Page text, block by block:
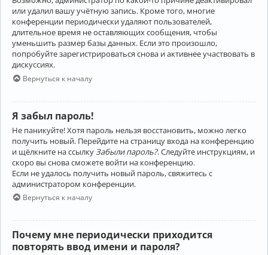
или удалил вашу учётную запись. Кроме того, многие
конференции периодически удаляют пользователей,
длительное время не оставляющих сообщения, чтобы
уменьшить размер базы данных. Если это произошло,
попробуйте зарегистрироваться снова и активнее участвовать в
дискуссиях.
Вернуться к началу
Я забыл пароль!
Не паникуйте! Хотя пароль нельзя восстановить, можно легко
получить новый. Перейдите на страницу входа на конференцию
и щёлкните на ссылку Забыли пароль?. Следуйте инструкциям, и
скоро вы снова сможете войти на конференцию.
Если не удалось получить новый пароль, свяжитесь с
администратором конференции.
Вернуться к началу
Почему мне периодически приходится
повторять ввод имени и пароля?